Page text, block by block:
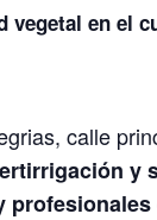
vegetal en el
calle
y